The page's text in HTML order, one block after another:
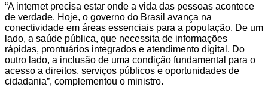
“A internet precisa estar onde a vida das pessoas acontece
de verdade. Hoje, o governo do Brasil avança na
conectividade em áreas essenciais para a população. De um
lado, a saúde pública, que necessita de informações
rápidas, prontuários integrados e atendimento digital. Do
outro lado, a inclusão de uma condição fundamental para o
acesso a direitos, serviços públicos e oportunidades de
cidadania”, complementou o ministro.